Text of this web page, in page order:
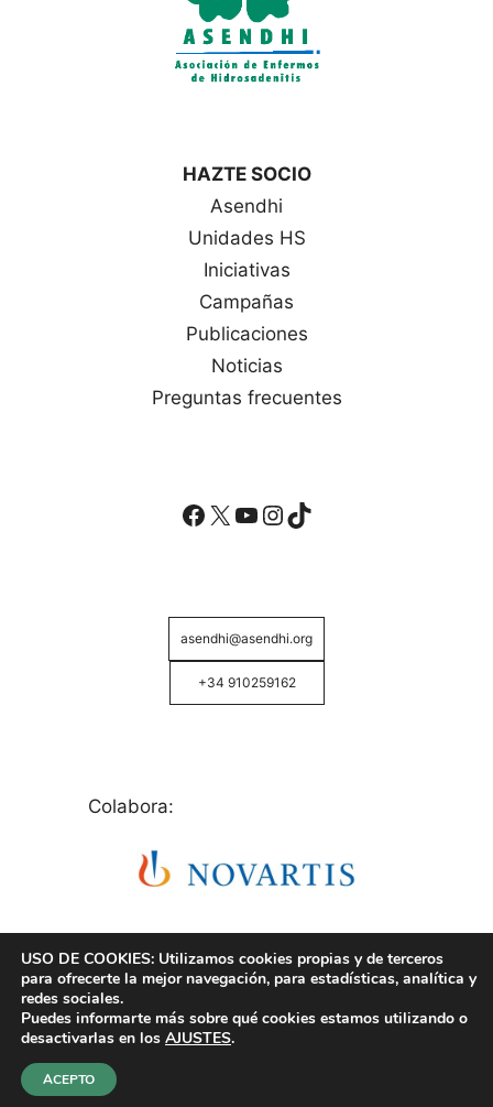
HAZTE SOCIO
Asendhi
Unidades HS
Iniciativas
Campañas
Publicaciones
Noticias
Preguntas frecuentes
Facebook
X YouTube
Instagram
TikTok
asendhi@asendhi.org
+34 910259162
Colabora:
© Copyright 2026 ASENDHI - Asociación de Enfermos
USO DE COOKIES: Utilizamos cookies propias y de terceros
para ofrecerte la mejor navegación, para estadísticas, analítica y
redes sociales.
Puedes informarte más sobre qué cookies estamos utilizando o
desactivarlas en los AJUSTES.
ACEPTO